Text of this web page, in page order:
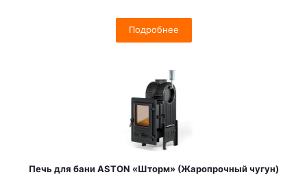
Подробнее
Печь для бани ASTON «Шторм» (Жаропрочный чугун)